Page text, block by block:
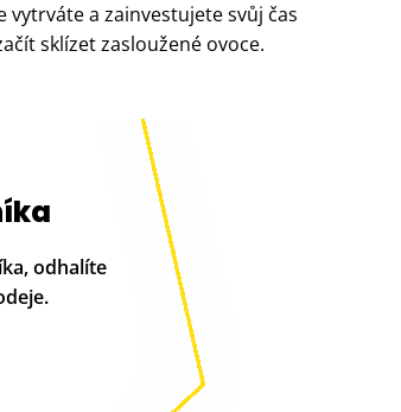
a zainvestujete svůj čas
sklízet zasloužené ovoce.
odhalíte